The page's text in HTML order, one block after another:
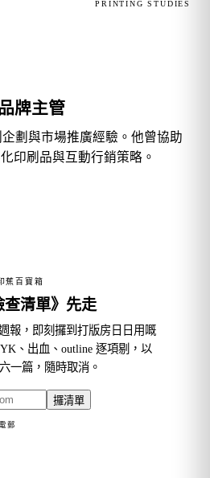
PRINTING STUDIES
牌主管
劃與市場推廣經驗。他曾協助
印刷品與互動行銷策略。
蕉百寶箱
清單》先走
報，即刻攞到打版房日日用嘅
、出血、outline 逐項剔，以
一篇，隨時取消。
攞清單
郵